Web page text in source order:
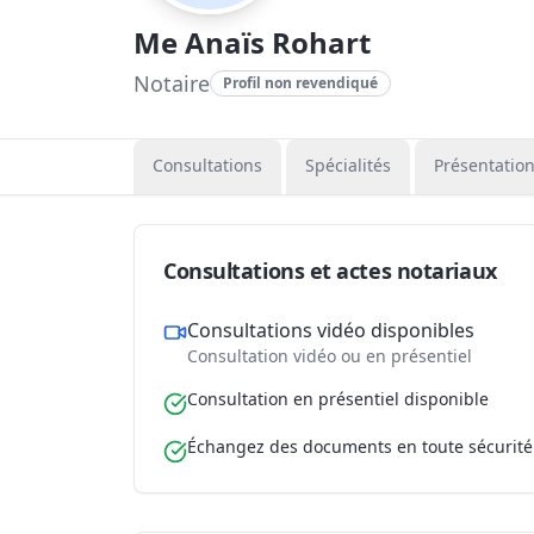
Me Anaïs Rohart
Notaire Profil non revendiqué
Consultations Spécialités Présentation
Consultations et actes notariaux
Consultations vidéo disponibles
Consultation vidéo ou en présentiel
Consultation en présentiel disponible
Échangez des documents en toute sécurité